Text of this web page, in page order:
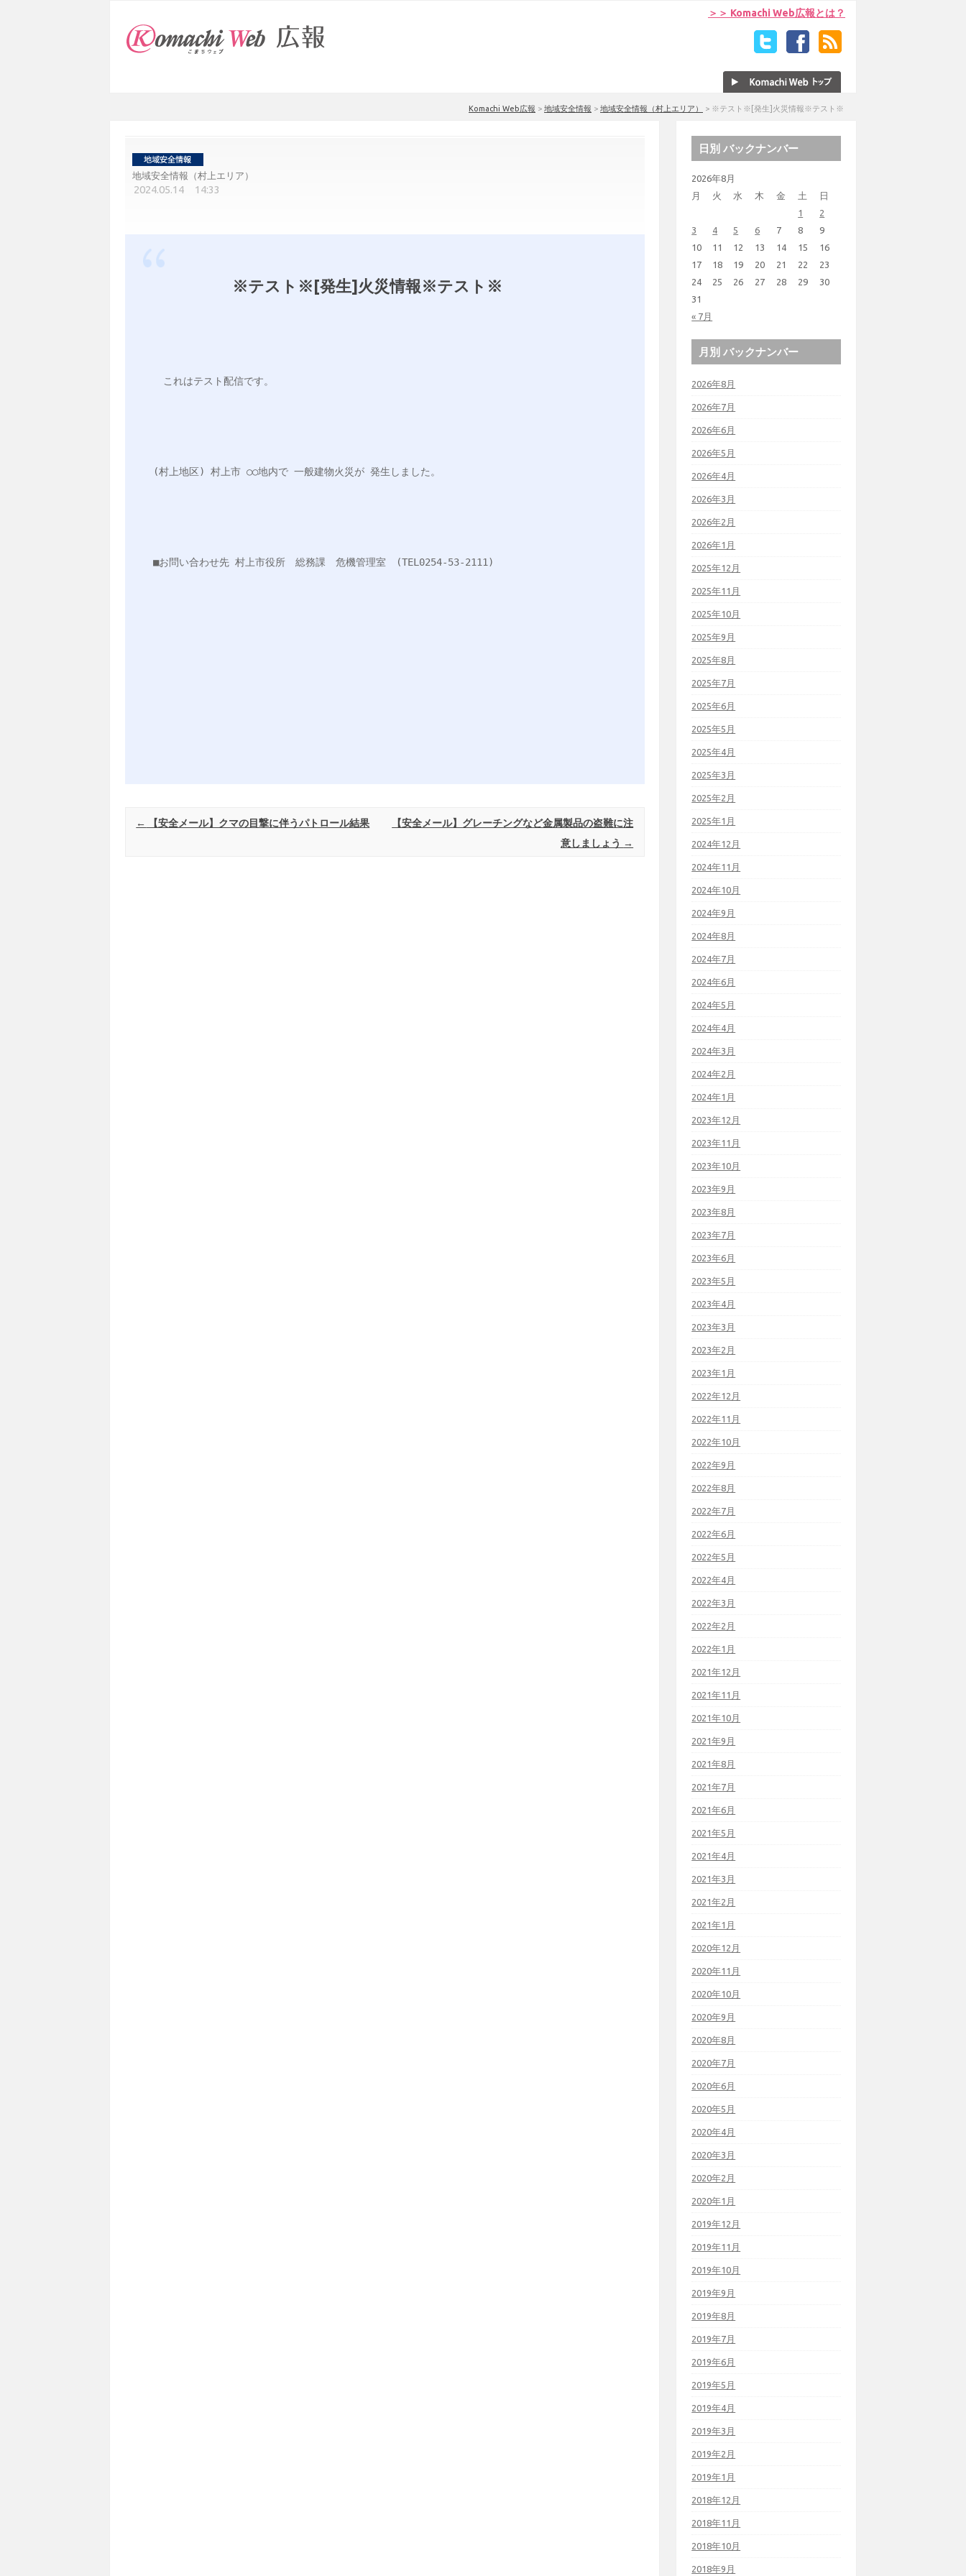
＞＞ Komachi Web広報とは？
Komachi Web広報 > 地域安全情報 > 地域安全情報（村上エリア） > ※テスト※[発生]火災情報※テスト※
地域安全情報（村上エリア）
2024.05.14 14:33
※テスト※[発生]火災情報※テスト※
これはテスト配信です。
(村上地区) 村上市 ○○地内で 一般建物火災が 発生しました。
■お問い合わせ先 村上市役所　総務課　危機管理室　(TEL0254-53-2111)
Post navigation
← 【安全メール】クマの目撃に伴うパトロール結果
【安全メール】グレーチングなど金属製品の盗難に注
意しましょう →
日別 バックナンバー
2026年8月
月
火 水 木 金 土 日
« 7月
1
2
3
4 5 6 7 8
9
10
11 12 13 14 15
16
17
18 19 20 21 22
23
24
25 26 27 28 29
30
31
月別 バックナンバー
2026年8月
2026年7月
2026年6月
2026年5月
2026年4月
2026年3月
2026年2月
2026年1月
2025年12月
2025年11月
2025年10月
2025年9月
2025年8月
2025年7月
2025年6月
2025年5月
2025年4月
2025年3月
2025年2月
2025年1月
2024年12月
2024年11月
2024年10月
2024年9月
2024年8月
2024年7月
2024年6月
2024年5月
2024年4月
2024年3月
2024年2月
2024年1月
2023年12月
2023年11月
2023年10月
2023年9月
2023年8月
2023年7月
2023年6月
2023年5月
2023年4月
2023年3月
2023年2月
2023年1月
2022年12月
2022年11月
2022年10月
2022年9月
2022年8月
2022年7月
2022年6月
2022年5月
2022年4月
2022年3月
2022年2月
2022年1月
2021年12月
2021年11月
2021年10月
2021年9月
2021年8月
2021年7月
2021年6月
2021年5月
2021年4月
2021年3月
2021年2月
2021年1月
2020年12月
2020年11月
2020年10月
2020年9月
2020年8月
2020年7月
2020年6月
2020年5月
2020年4月
2020年3月
2020年2月
2020年1月
2019年12月
2019年11月
2019年10月
2019年9月
2019年8月
2019年7月
2019年6月
2019年5月
2019年4月
2019年3月
2019年2月
2019年1月
2018年12月
2018年11月
2018年10月
2018年9月